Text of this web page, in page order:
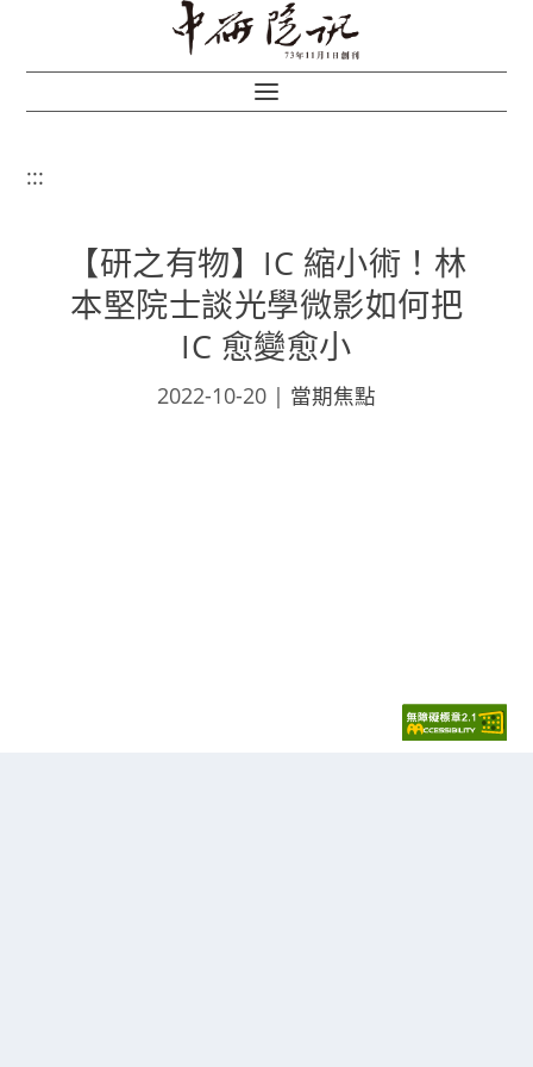
:::
【研之有物】IC 縮小術！林
本堅院士談光學微影如何把
IC 愈變愈小
2022-10-20 | 當期焦點